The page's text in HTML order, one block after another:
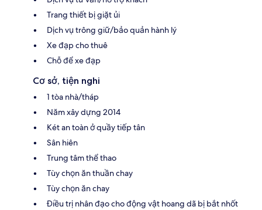
Trang thiết bị giặt ủi
Dịch vụ trông giữ/bảo quản hành lý
Xe đạp cho thuê
Chỗ để xe đạp
Cơ sở, tiện nghi
1 tòa nhà/tháp
Năm xây dựng 2014
Két an toàn ở quầy tiếp tân
Sân hiên
Trung tâm thể thao
Tùy chọn ăn thuần chay
Tùy chọn ăn chay
Điều trị nhân đạo cho động vật hoang dã bị bắt nhốt